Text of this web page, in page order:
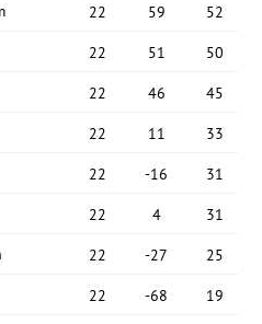
22 59 52
22 51 50
22 46 45
22 11 33
22 -16 31
22 4 31
22 -27 25
22 -68 19